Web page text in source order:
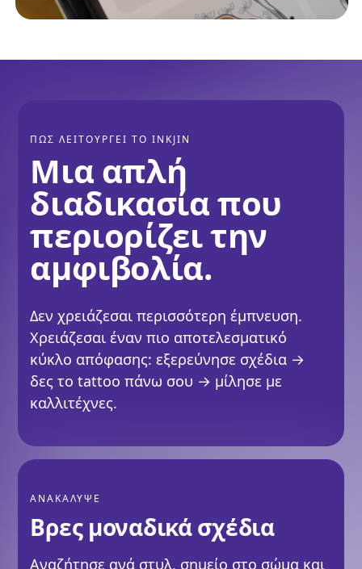
ΠΩΣ ΛΕΙΤΟΥΡΓΕΙ ΤΟ INKJIN
Μια απλή
διαδικασία που
περιορίζει την
αμφιβολία.
Δεν χρειάζεσαι περισσότερη έμπνευση.
Χρειάζεσαι έναν πιο αποτελεσματικό
κύκλο απόφασης: εξερεύνησε σχέδια →
δες το tattoo πάνω σου → μίλησε με
καλλιτέχνες.
ΑΝΑΚΑΛΥΨΕ
Βρες μοναδικά σχέδια
Αναζήτησε ανά στυλ, σημείο στο σώμα και